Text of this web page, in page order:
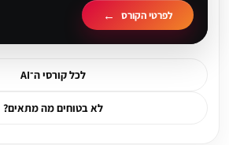
לפרטי הקורס
לכל קורסי ה־AI
לא בטוחים מה מתאים?